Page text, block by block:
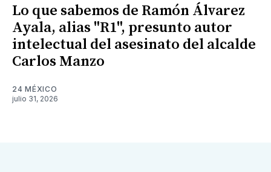
Lo que sabemos de Ramón Álvarez
Ayala, alias "R1", presunto autor
intelectual del asesinato del alcalde
Carlos Manzo
24 MÉXICO
julio 31, 2026